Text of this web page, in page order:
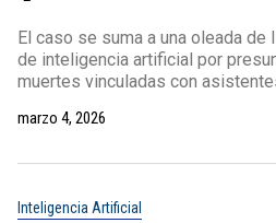
El caso se suma a una oleada
de inteligencia artificial por
muertes vinculadas con
marzo 4, 2026
Inteligencia Artificial